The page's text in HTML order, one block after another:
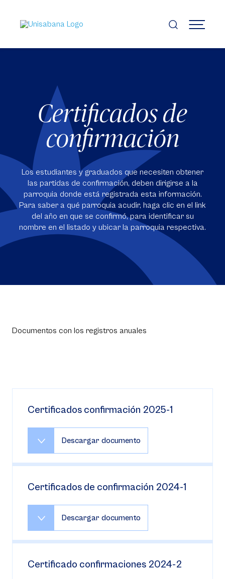
contenido
principal
MENÚ
Certificados de
confirmación
Los estudiantes y graduados que necesiten obtener
las partidas de confirmación, deben dirigirse a la
parroquia donde está registrada esta información.
Para saber a qué parroquia acudir, haga clic en el link
del año en que se confirmó, para identificar su
nombre en el listado y ubicar la parroquia respectiva.
Documentos con los registros anuales
Certificados confirmación 2025-1
Descargar documento
Certificados de confirmación 2024-1
Descargar documento
Certificado confirmaciones 2024-2